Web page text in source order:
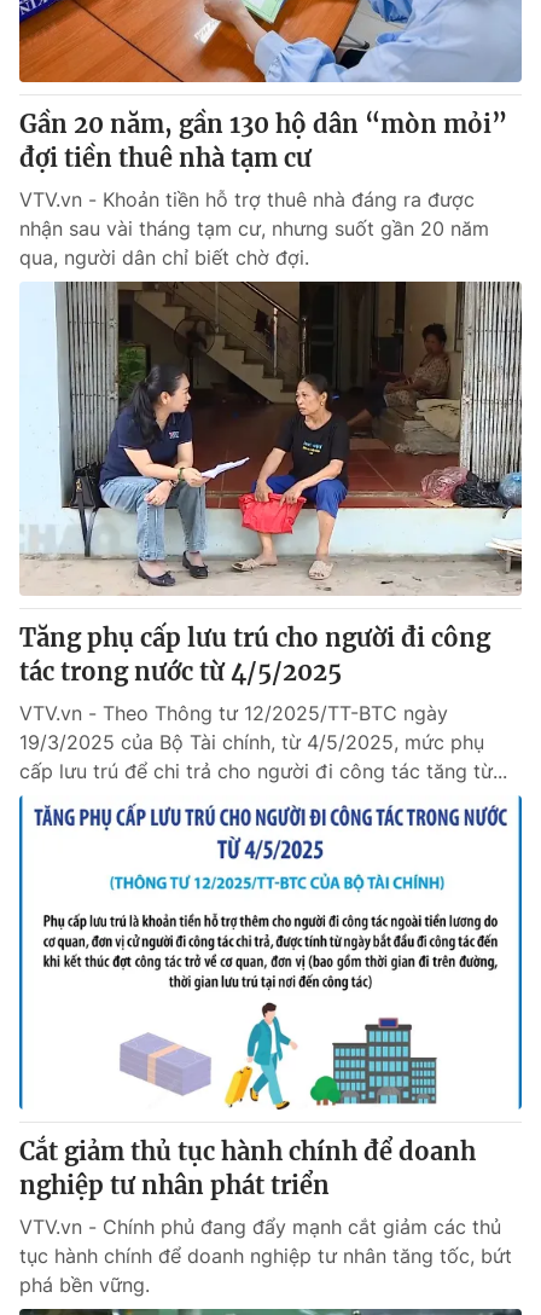
Gần 20 năm, gần 130 hộ dân “mòn mỏi”
đợi tiền thuê nhà tạm cư
VTV.vn - Khoản tiền hỗ trợ thuê nhà đáng ra được
nhận sau vài tháng tạm cư, nhưng suốt gần 20 năm
qua, người dân chỉ biết chờ đợi.
Tăng phụ cấp lưu trú cho người đi công
tác trong nước từ 4/5/2025
VTV.vn - Theo Thông tư 12/2025/TT-BTC ngày
19/3/2025 của Bộ Tài chính, từ 4/5/2025, mức phụ
cấp lưu trú để chi trả cho người đi công tác tăng từ...
Cắt giảm thủ tục hành chính để doanh
nghiệp tư nhân phát triển
VTV.vn - Chính phủ đang đẩy mạnh cắt giảm các thủ
tục hành chính để doanh nghiệp tư nhân tăng tốc, bứt
phá bền vững.